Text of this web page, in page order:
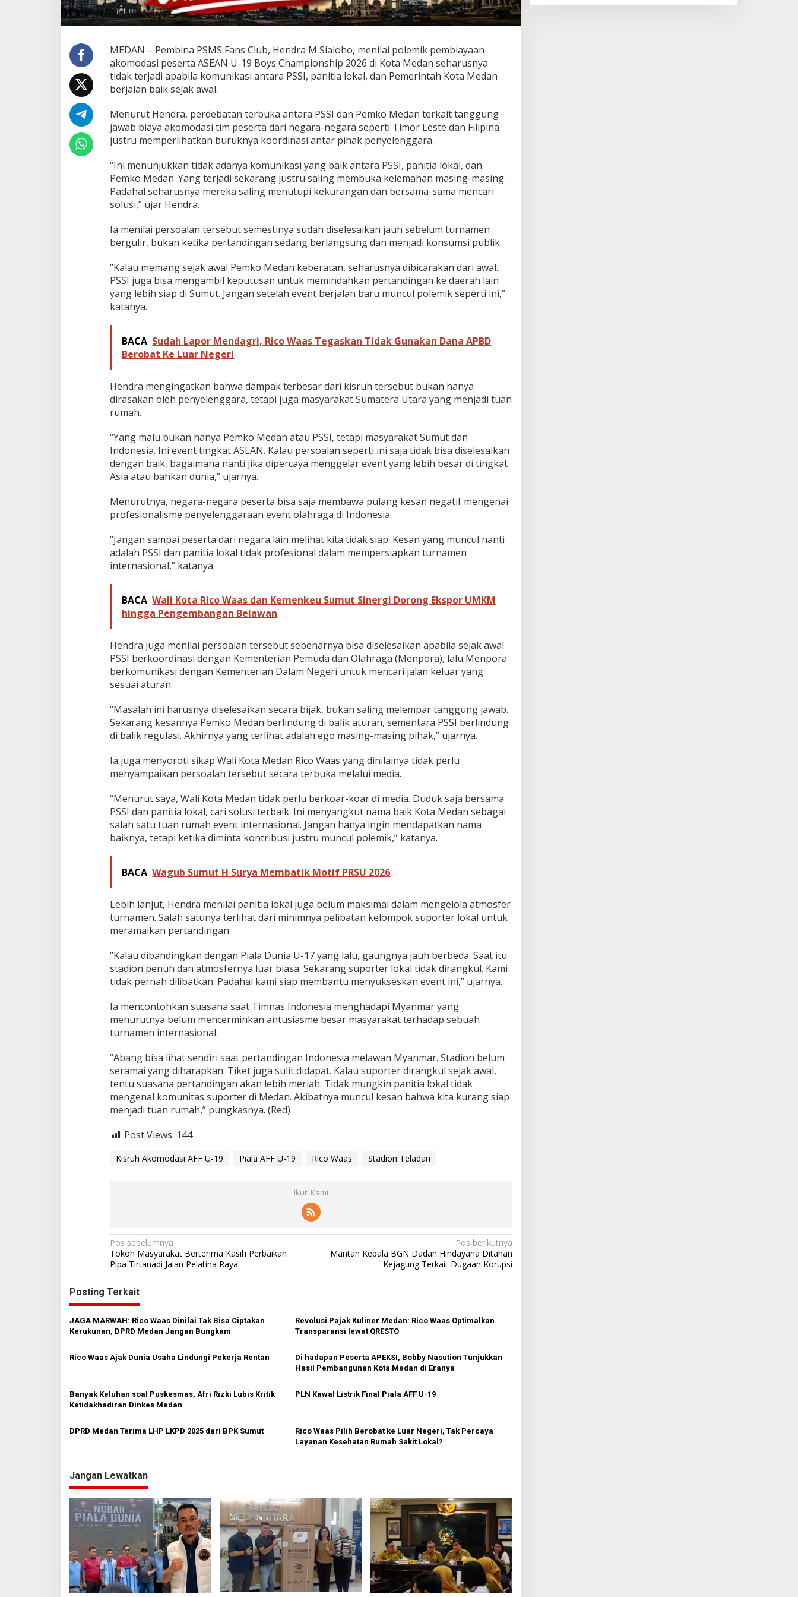
t
i
l
a
n
g
a
C
u
m
a
o
a
-
k
a
r
i
e
d
i
C
a
r
S
o
l
i
MEDAN – Pembina PSMS Fans Club, Hendra M Sialoho, menilai polemik pembiayaan
akomodasi peserta ASEAN U-19 Boys Championship 2026 di Kota Medan seharusnya
tidak terjadi apabila komunikasi antara PSSI, panitia lokal, dan Pemerintah Kota Medan
berjalan baik sejak awal.
Menurut Hendra, perdebatan terbuka antara PSSI dan Pemko Medan terkait tanggung
jawab biaya akomodasi tim peserta dari negara-negara seperti Timor Leste dan Filipina
justru memperlihatkan buruknya koordinasi antar pihak penyelenggara.
“Ini menunjukkan tidak adanya komunikasi yang baik antara PSSI, panitia lokal, dan
Pemko Medan. Yang terjadi sekarang justru saling membuka kelemahan masing-masing.
Padahal seharusnya mereka saling menutupi kekurangan dan bersama-sama mencari
solusi,” ujar Hendra.
Ia menilai persoalan tersebut semestinya sudah diselesaikan jauh sebelum turnamen
bergulir, bukan ketika pertandingan sedang berlangsung dan menjadi konsumsi publik.
“Kalau memang sejak awal Pemko Medan keberatan, seharusnya dibicarakan dari awal.
PSSI juga bisa mengambil keputusan untuk memindahkan pertandingan ke daerah lain
yang lebih siap di Sumut. Jangan setelah event berjalan baru muncul polemik seperti ini,”
katanya.
BACA Sudah Lapor Mendagri, Rico Waas Tegaskan Tidak Gunakan Dana APBD
Berobat Ke Luar Negeri
Hendra mengingatkan bahwa dampak terbesar dari kisruh tersebut bukan hanya
dirasakan oleh penyelenggara, tetapi juga masyarakat Sumatera Utara yang menjadi tuan
rumah.
“Yang malu bukan hanya Pemko Medan atau PSSI, tetapi masyarakat Sumut dan
Indonesia. Ini event tingkat ASEAN. Kalau persoalan seperti ini saja tidak bisa diselesaikan
dengan baik, bagaimana nanti jika dipercaya menggelar event yang lebih besar di tingkat
Asia atau bahkan dunia,” ujarnya.
Menurutnya, negara-negara peserta bisa saja membawa pulang kesan negatif mengenai
profesionalisme penyelenggaraan event olahraga di Indonesia.
“Jangan sampai peserta dari negara lain melihat kita tidak siap. Kesan yang muncul nanti
adalah PSSI dan panitia lokal tidak profesional dalam mempersiapkan turnamen
internasional,” katanya.
BACA Wali Kota Rico Waas dan Kemenkeu Sumut Sinergi Dorong Ekspor UMKM
hingga Pengembangan Belawan
Hendra juga menilai persoalan tersebut sebenarnya bisa diselesaikan apabila sejak awal
PSSI berkoordinasi dengan Kementerian Pemuda dan Olahraga (Menpora), lalu Menpora
berkomunikasi dengan Kementerian Dalam Negeri untuk mencari jalan keluar yang
sesuai aturan.
“Masalah ini harusnya diselesaikan secara bijak, bukan saling melempar tanggung jawab.
Sekarang kesannya Pemko Medan berlindung di balik aturan, sementara PSSI berlindung
di balik regulasi. Akhirnya yang terlihat adalah ego masing-masing pihak,” ujarnya.
Ia juga menyoroti sikap Wali Kota Medan Rico Waas yang dinilainya tidak perlu
menyampaikan persoalan tersebut secara terbuka melalui media.
“Menurut saya, Wali Kota Medan tidak perlu berkoar-koar di media. Duduk saja bersama
PSSI dan panitia lokal, cari solusi terbaik. Ini menyangkut nama baik Kota Medan sebagai
salah satu tuan rumah event internasional. Jangan hanya ingin mendapatkan nama
baiknya, tetapi ketika diminta kontribusi justru muncul polemik,” katanya.
BACA ‎Wagub Sumut H Surya Membatik Motif PRSU 2026
Lebih lanjut, Hendra menilai panitia lokal juga belum maksimal dalam mengelola atmosfer
turnamen. Salah satunya terlihat dari minimnya pelibatan kelompok suporter lokal untuk
meramaikan pertandingan.
“Kalau dibandingkan dengan Piala Dunia U-17 yang lalu, gaungnya jauh berbeda. Saat itu
stadion penuh dan atmosfernya luar biasa. Sekarang suporter lokal tidak dirangkul. Kami
tidak pernah dilibatkan. Padahal kami siap membantu menyukseskan event ini,” ujarnya.
Ia mencontohkan suasana saat Timnas Indonesia menghadapi Myanmar yang
menurutnya belum mencerminkan antusiasme besar masyarakat terhadap sebuah
turnamen internasional.
“Abang bisa lihat sendiri saat pertandingan Indonesia melawan Myanmar. Stadion belum
seramai yang diharapkan. Tiket juga sulit didapat. Kalau suporter dirangkul sejak awal,
tentu suasana pertandingan akan lebih meriah. Tidak mungkin panitia lokal tidak
mengenal komunitas suporter di Medan. Akibatnya muncul kesan bahwa kita kurang siap
menjadi tuan rumah,” pungkasnya. (Red)
Post Views: 144
Kisruh Akomodasi AFF U-19 Piala AFF U-19 Rico Waas Stadion Teladan
Ikuti Kami
N
a
i
a
i
o
s
Pos sebelumnya
Tokoh Masyarakat Berterima Kasih Perbaikan
Pipa Tirtanadi Jalan Pelatina Raya
Pos berikutnya
Mantan Kepala BGN Dadan Hindayana Ditahan
Kejagung Terkait Dugaan Korupsi
Posting Terkait
JAGA MARWAH: Rico Waas Dinilai Tak Bisa Ciptakan
Kerukunan, DPRD Medan Jangan Bungkam
Revolusi Pajak Kuliner Medan: Rico Waas Optimalkan
Transparansi lewat QRESTO
Rico Waas Ajak Dunia Usaha Lindungi Pekerja Rentan
Di hadapan Peserta APEKSI, Bobby Nasution Tunjukkan
Hasil Pembangunan Kota Medan di Eranya
Banyak Keluhan soal Puskesmas, Afri Rizki Lubis Kritik
Ketidakhadiran Dinkes Medan
PLN Kawal Listrik Final Piala AFF U-19
DPRD Medan Terima LHP LKPD 2025 dari BPK Sumut
Rico Waas Pilih Berobat ke Luar Negeri, Tak Percaya
Layanan Kesehatan Rumah Sakit Lokal?
Jangan Lewatkan